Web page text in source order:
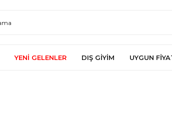
YENİ GELENLER DIŞ GİYİM UYGUN